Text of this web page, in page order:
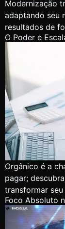
Modernização
adaptando seu
resultados de
O Poder e
Orgânico é a
pagar;
transformar
Foco Absoluto